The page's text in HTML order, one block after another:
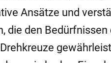
Ansätze und
die den